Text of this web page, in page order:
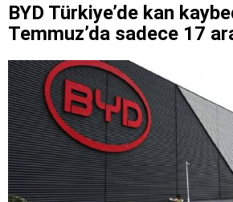
BYD Türkiye’de kan
Temmuz’da sadece 17